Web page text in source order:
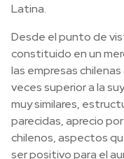
Latina.
Desde el punto de
constituido en un
las empresas
veces superior a la
muy similares,
parecidas, aprecio
chilenos, aspectos
ser positivo para el